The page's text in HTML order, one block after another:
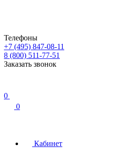
Телефоны
+7 (495) 847-08-11
8 (800) 511-77-51
Заказать звонок
0
0
Кабинет